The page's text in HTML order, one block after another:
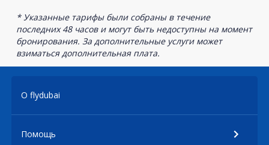
* Указанные тарифы были собраны в течение
последних 48 часов и могут быть недоступны на момент
бронирования. За дополнительные услуги может
взиматься дополнительная плата.
О flydubai
Помощь